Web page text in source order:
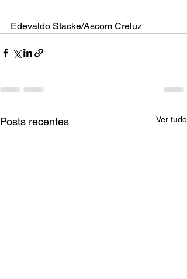
Edevaldo Stacke/Ascom Creluz
Posts recentes Ver tudo